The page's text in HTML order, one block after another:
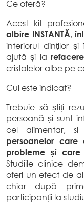
Ce oferă?
Acest kit
albire INSTANTĂ,
interiorul dinților și
ajută și la
cristalelor albe pe
Cui este indicat?
Trebuie să știți
persoană și sunt
cel alimentar, si
persoanelor
probleme și
Studiile clinice
oferi un efect de
chiar după
participanții la